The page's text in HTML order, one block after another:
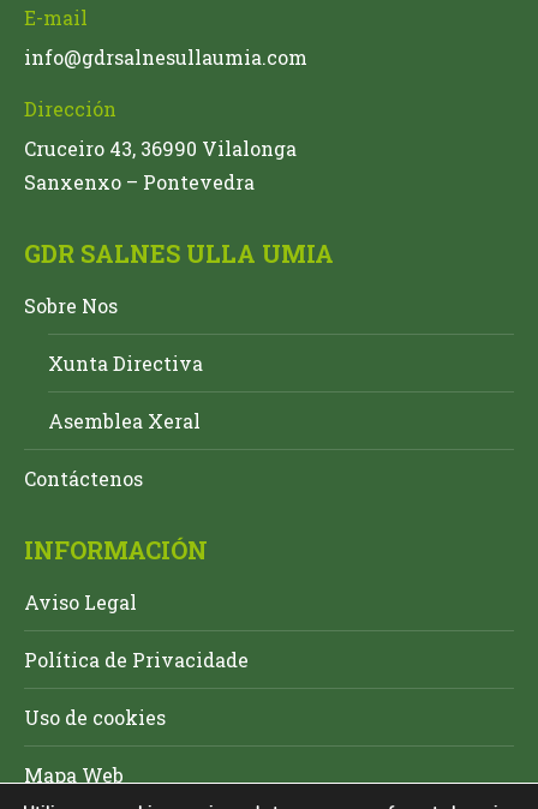
E-mail
info@gdrsalnesullaumia.com
Dirección
Cruceiro 43, 36990 Vilalonga
Sanxenxo – Pontevedra
GDR SALNES ULLA UMIA
Sobre Nos
Xunta Directiva
Asemblea Xeral
Contáctenos
INFORMACIÓN
Aviso Legal
Política de Privacidade
Uso de cookies
Mapa Web